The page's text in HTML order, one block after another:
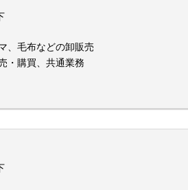
、毛布などの卸販売
・購買、共通業務